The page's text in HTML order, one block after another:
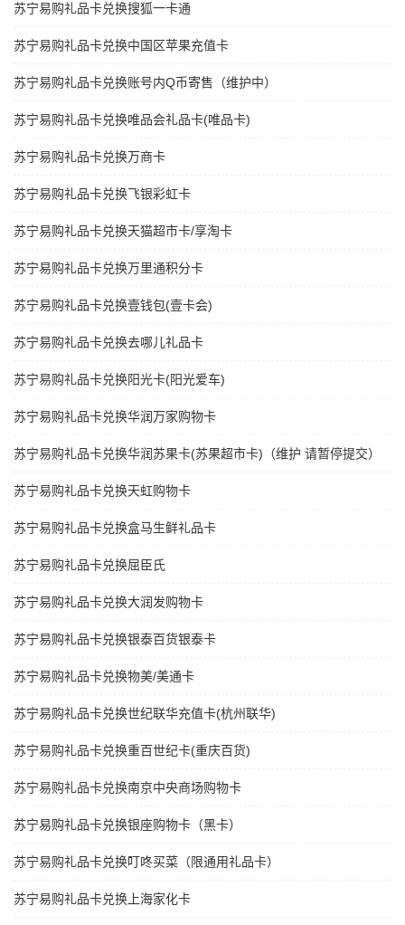
苏宁易购礼品卡兑换搜狐一卡通
苏宁易购礼品卡兑换中国区苹果充值卡
苏宁易购礼品卡兑换账号内Q币寄售（维护中）
苏宁易购礼品卡兑换唯品会礼品卡(唯品卡)
苏宁易购礼品卡兑换万商卡
苏宁易购礼品卡兑换飞银彩虹卡
苏宁易购礼品卡兑换天猫超市卡/享淘卡
苏宁易购礼品卡兑换万里通积分卡
苏宁易购礼品卡兑换壹钱包(壹卡会)
苏宁易购礼品卡兑换去哪儿礼品卡
苏宁易购礼品卡兑换阳光卡(阳光爱车)
苏宁易购礼品卡兑换华润万家购物卡
苏宁易购礼品卡兑换华润苏果卡(苏果超市卡)（维护 请暂停提交）
苏宁易购礼品卡兑换天虹购物卡
苏宁易购礼品卡兑换盒马生鲜礼品卡
苏宁易购礼品卡兑换屈臣氏
苏宁易购礼品卡兑换大润发购物卡
苏宁易购礼品卡兑换银泰百货银泰卡
苏宁易购礼品卡兑换物美/美通卡
苏宁易购礼品卡兑换世纪联华充值卡(杭州联华)
苏宁易购礼品卡兑换重百世纪卡(重庆百货)
苏宁易购礼品卡兑换南京中央商场购物卡
苏宁易购礼品卡兑换银座购物卡（黑卡）
苏宁易购礼品卡兑换叮咚买菜（限通用礼品卡）
苏宁易购礼品卡兑换上海家化卡